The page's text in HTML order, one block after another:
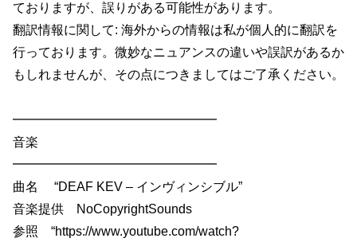
ておりますが、誤りがある可能性があります。
翻訳情報に関して: 海外からの情報は私が個人的に翻訳を
行っております。微妙なニュアンスの違いや誤訳があるか
もしれませんが、その点につきましてはご了承ください。
━━━━━━━━━━━━━━━━
音楽
━━━━━━━━━━━━━━━━
曲名 “DEAF KEV – インヴィンシブル”
音楽提供 NoCopyrightSounds
参照 “https://www.youtube.com/watch?